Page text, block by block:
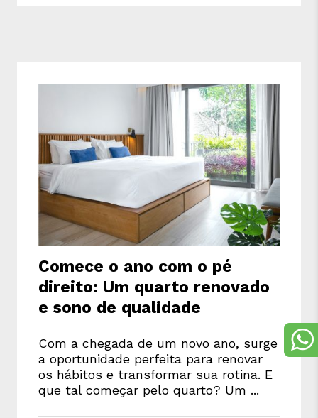
Comece o ano com o pé
direito: Um quarto renovado
e sono de qualidade
Com a chegada de um novo ano, surge
a oportunidade perfeita para renovar
os hábitos e transformar sua rotina. E
que tal começar pelo quarto? Um ...